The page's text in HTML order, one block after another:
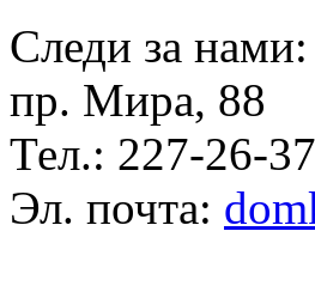
Следи за нами:
пр. Мира, 88
Тел.: 227-26-37
Эл. почта: